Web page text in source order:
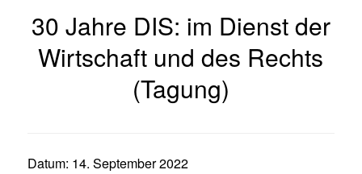
30 Jahre DIS: im Dienst der
Wirtschaft und des Rechts
(Tagung)
Datum: 14. September 2022